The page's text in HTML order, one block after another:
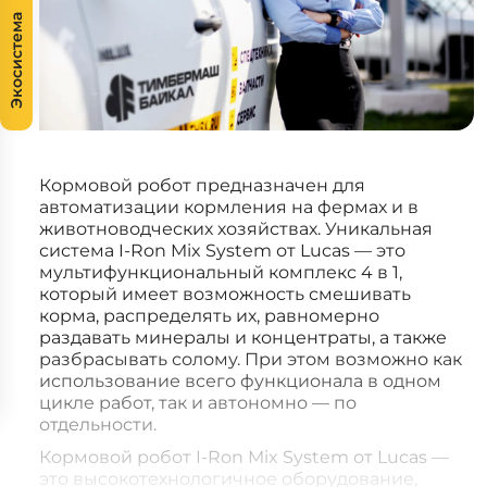
Кормовой робот предназначен для
автоматизации кормления на фермах и в
животноводческих хозяйствах. Уникальная
система I-Ron Mix System от Lucas — это
мультифункциональный комплекс 4 в 1,
который имеет возможность смешивать
корма, распределять их, равномерно
раздавать минералы и концентраты, а также
разбрасывать солому. При этом возможно как
использование всего функционала в одном
цикле работ, так и автономно — по
отдельности.
Кормовой робот I-Ron Mix System от Lucas —
это высокотехнологичное оборудование,
Экосистема